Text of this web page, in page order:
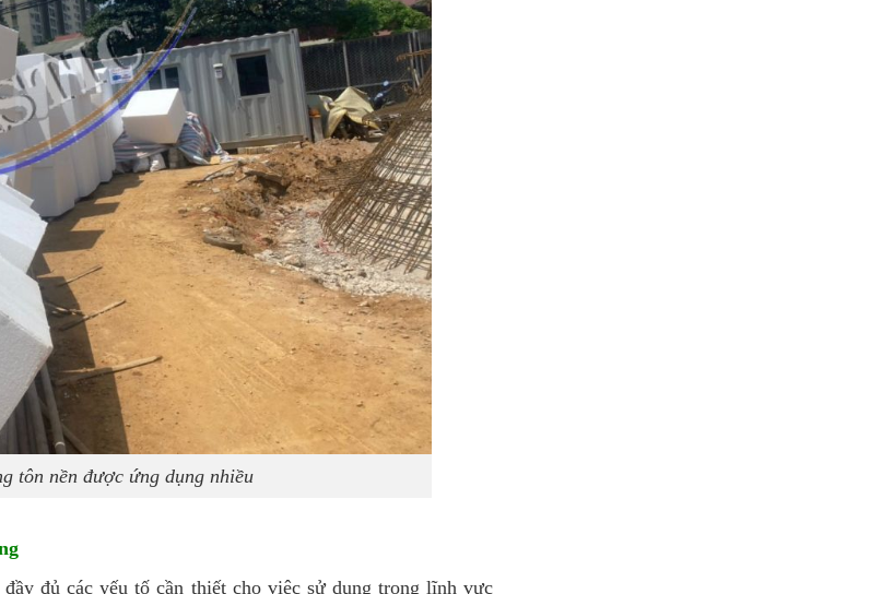
tôn nền được ứng dụng nhiều
đủ các yếu tố cần thiết cho việc sử dụng trong lĩnh vực